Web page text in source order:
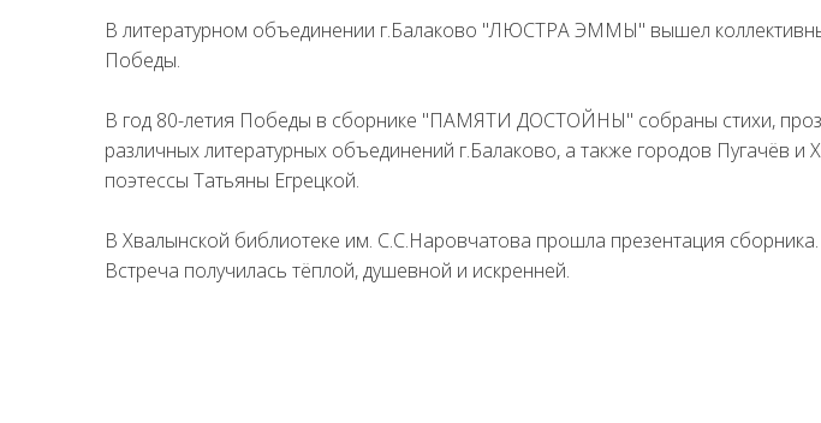
В литературном объединении г.Балаково "ЛЮСТРА ЭММЫ" вышел
Победы.
В год 80-летия Победы в сборнике "ПАМЯТИ ДОСТОЙНЫ" собраны стихи,
различных литературных объединений г.Балаково, а также городов Пугачёв и
поэтессы Татьяны Егрецкой.
В Хвалынской библиотеке им. С.С.Наровчатова прошла презентация сборника.
Встреча получилась тёплой, душевной и искренней.